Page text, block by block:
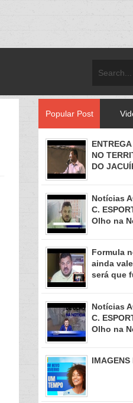
Popular Post
NO
DO
Notícias
C.
Olho na
Formula
ainda
será que
Notícias
C.
Olho na
IMAGENS